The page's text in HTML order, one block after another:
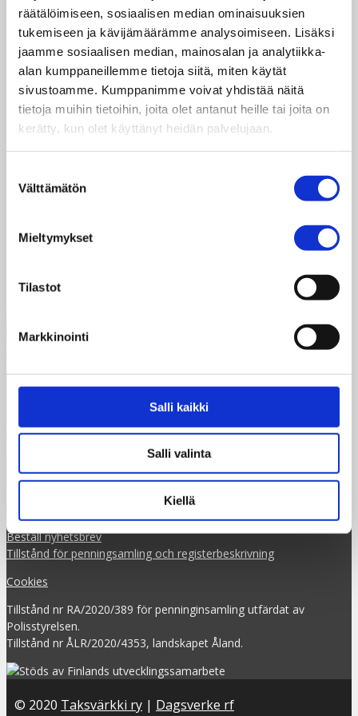
räätälöimiseen, sosiaalisen median ominaisuuksien
tukemiseen ja kävijämäärämme analysoimiseen. Lisäksi
jaamme sosiaalisen median, mainosalan ja analytiikka-
alan kumppaneillemme tietoja siitä, miten käytät
sivustoamme. Kumppanimme voivat yhdistää näitä
tietoja muihin tietoihin, joita olet antanut heille tai joita on
kerätty, kun olet käyttänyt heidän palvelujaan.
valinta
Välttämätön
Mieltymykset
Tilastot
Markkinointi
Salli kaikki
Salli valinta
Kiellä
Anvisningar till textningen på Youtube
För att lägga upp textningen, klicka på den vita rutan
i nedre hörnet till höger. Du kan välja mellan finska,
svenska och engelska och anpassa storleken eller
bakgrundsfärgen under Textningen genom att klicka
på kugghjule
1. OIKEUS OLLA MINÄ lyhytdokumentti
Previous
förstå att ingen ska bli diskriminerad.”
Globaalikeskus,
+358 (0)50 341 5507
Anmälning till Dagsverke
Beställ nyhetsbrev
Tillstånd för penningsamling och registerbeskrivning
Cookies
Tillstånd nr RA/2020/389 för penninginsamling utfärdat av
Polisstyrelsen.
Tillstånd nr ÅLR/2020/4353, landskapet Åland.
© 2020 Taksvärkki ry | Dagsverke rf